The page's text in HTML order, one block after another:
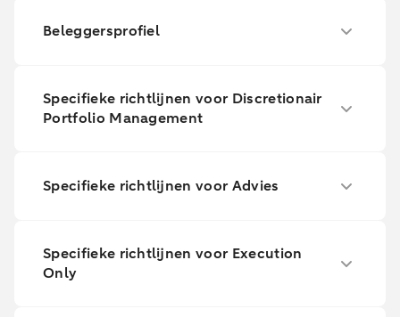
Beleggersprofiel
Specifieke richtlijnen voor Discretionair
Portfolio Management
Specifieke richtlijnen voor Advies
Specifieke richtlijnen voor Execution
Only